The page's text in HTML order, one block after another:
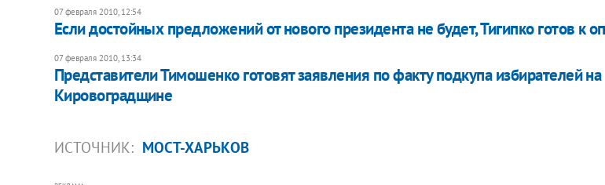
07 февраля 2010, 12:54
Если достойных предложений от нового президента не будет, Тигипко готов к
07 февраля 2010, 13:34
Представители Тимошенко готовят заявления по факту подкупа избирателей на
Кировоградщине
ИСТОЧНИК: МОСТ-ХАРЬКОВ